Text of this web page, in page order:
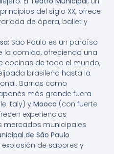
del siglo XX, ofrece
de ópera, ballet y
São Paulo es un paraíso
la comida, ofreciendo una
cocinas de todo el mundo,
brasileña hasta la
Barrios como
más grande fuera
Italy) yMooca (con fuerte
experiencias
mercados municipales
de São Paulo
de sabores y